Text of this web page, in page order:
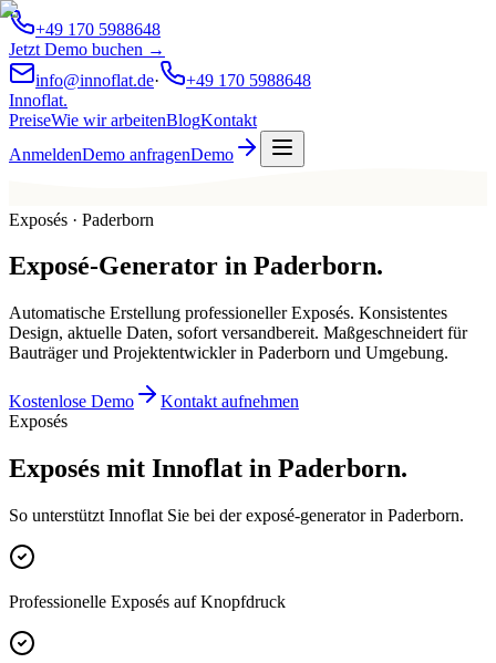
+49 170 5988648
Jetzt Demo buchen →
info@innoflat.de·
+49 170 5988648
Innoflat.
PreiseWie wir arbeitenBlogKontakt
AnmeldenDemo anfragenDemo
Exposés · Paderborn
Exposé-Generator in Paderborn.
Automatische Erstellung professioneller Exposés. Konsistentes
Design, aktuelle Daten, sofort versandbereit. Maßgeschneidert für
Bauträger und Projektentwickler in Paderborn und Umgebung.
Kostenlose Demo
Kontakt aufnehmen
Exposés
Exposés mit Innoflat in Paderborn.
So unterstützt Innoflat Sie bei der exposé-generator in Paderborn.
Professionelle Exposés auf Knopfdruck